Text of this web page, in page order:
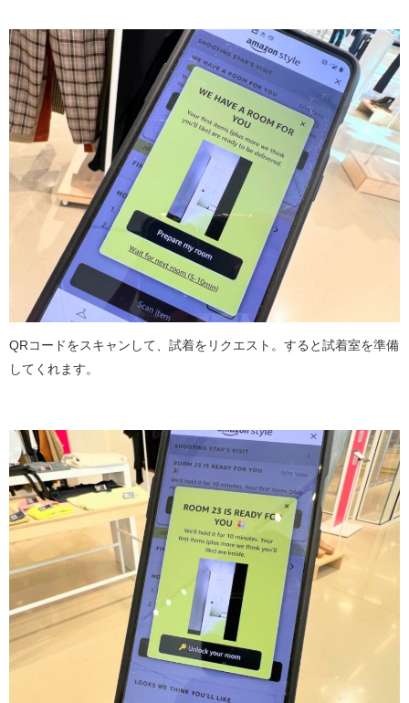
QRコードをスキャンして、試着をリクエスト。すると試着室を準備
してくれます。